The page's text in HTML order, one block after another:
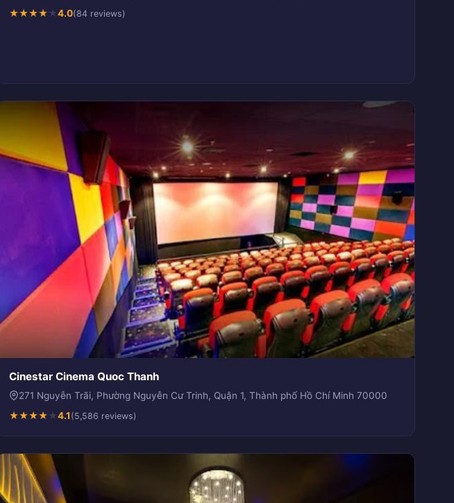
★★★★★4.0(84 reviews)
Cinestar Cinema Quoc Thanh
271 Nguyễn Trãi, Phường Nguyễn Cư Trinh, Quận 1, Thành phố Hồ Chí Minh 70000
★★★★★4.1 (5,586 reviews)